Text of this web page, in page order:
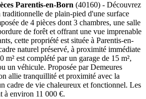
Parentis-en-Born (40160) - Découvrez
traditionnelle de plain-pied d'une surface
de 4 pièces dont 3 chambres, une salle
de forêt et offrant une vue imprenable
cette propriété est située à Parentis-en-
naturel préservé, à proximité immédiate
m² est complété par un garage de 15 m²,
un véhicule. Proposée par Demeures
allie tranquillité et proximité avec la
cadre de vie chaleureux et fonctionnel. Les
à environ 11 000 €.